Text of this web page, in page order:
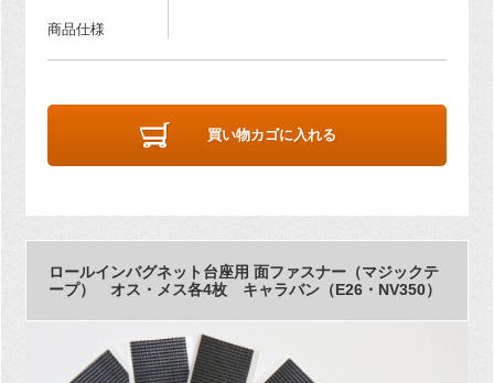
商品仕様
買い物カゴに入れる
ロールインバグネット台座用 面ファスナー（マジックテ
ープ） オス・メス各4枚 キャラバン（E26・NV350）